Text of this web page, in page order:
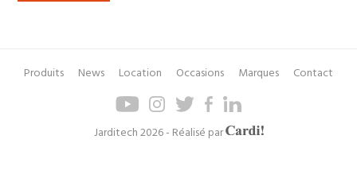
Pied
Menu
navigation
Produits News Location Occasions Marques Contact
Jarditech 2026 - Réalisé par
Axel